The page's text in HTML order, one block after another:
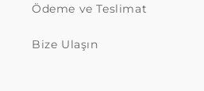
Ödeme ve Teslimat
Bize Ulaşın